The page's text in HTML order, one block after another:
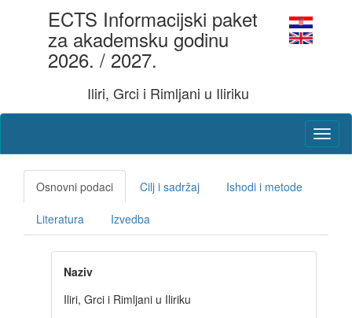
ECTS Informacijski paket
za akademsku godinu
2026. / 2027.
Iliri, Grci i Rimljani u Iliriku
Osnovni podaci Cilj i sadržaj Ishodi i metode
Literatura Izvedba
Naziv
Iliri, Grci i Rimljani u Iliriku